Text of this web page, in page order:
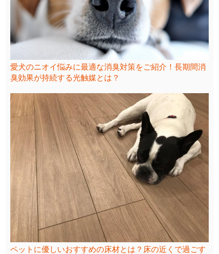
愛犬のニオイ悩みに最適な消臭対策をご紹介！長期間消
臭効果が持続する光触媒とは？
ペットに優しいおすすめの床材とは？床の近くで過ごす